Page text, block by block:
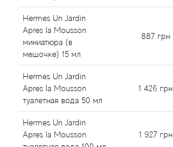
Hermes Un Jardin
Apres la Mousson
миниатюра (в
мешочке) 15 мл
887 грн
Hermes Un Jardin
Apres la Mousson
туалетная вода 50 мл
1 426 грн
Hermes Un Jardin
Apres la Mousson
1 927 грн
Amouroud
Andre L'Arom
Angel Schlesser
Anima Mundi
Anna Sui